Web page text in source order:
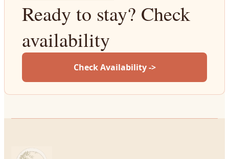
Ready to stay? Check
availability
Check Availability ->